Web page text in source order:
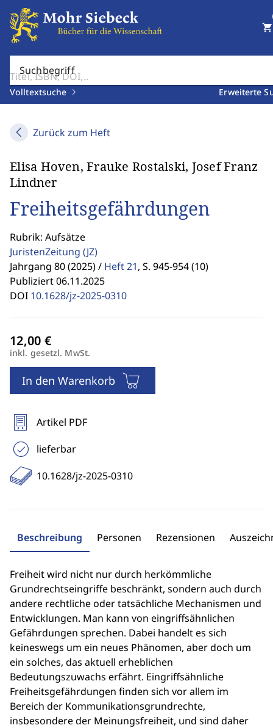
Suchbegriff
Volltextsuche Erweiterte
shopping_cart
Zurück zum Heft
Elisa Hoven, Frauke Rostalski, Josef Franz
Lindner
Freiheitsgefährdungen
Rubrik: Aufsätze
JuristenZeitung (JZ)
Jahrgang 80 (2025) / Heft 21, S. 945-954 (10)
Publiziert 06.11.2025
DOI 10.1628/jz-2025-0310
inkl. gesetzl. MwSt.
In den Warenkorb
Artikel PDF
lieferbar
10.1628/jz-2025-0310
Beschreibung Personen Rezensionen
Freiheit wird nicht nur durch herkömmliche
Grundrechtseingriffe beschränkt, sondern auch durch
andere rechtliche oder tatsächliche Mechanismen und
Entwicklungen. Man kann von eingriffsähnlichen
Gefährdungen sprechen. Dabei handelt es sich
keineswegs um ein neues Phänomen, aber doch um
ein solches, das aktuell erheblichen
Bedeutungszuwachs erfährt. Eingriffsähnliche
Freiheitsgefährdungen finden sich vor allem im
Bereich der Kommunikationsgrundrechte,
insbesondere der Meinungsfreiheit, und sind daher